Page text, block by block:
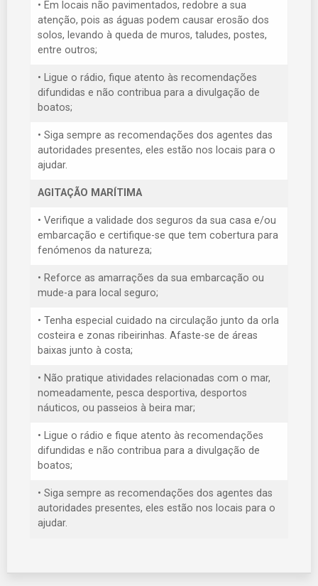
• Em locais não pavimentados, redobre a sua
atenção, pois as águas podem causar erosão dos
solos, levando à queda de muros, taludes, postes,
entre outros;
• Ligue o rádio, fique atento às recomendações
difundidas e não contribua para a divulgação de
boatos;
• Siga sempre as recomendações dos agentes das
autoridades presentes, eles estão nos locais para o
ajudar.
AGITAÇÃO MARÍTIMA
• Verifique a validade dos seguros da sua casa e/ou
embarcação e certifique-se que tem cobertura para
fenómenos da natureza;
• Reforce as amarrações da sua embarcação ou
mude-a para local seguro;
• Tenha especial cuidado na circulação junto da orla
costeira e zonas ribeirinhas. Afaste-se de áreas
baixas junto à costa;
• Não pratique atividades relacionadas com o mar,
nomeadamente, pesca desportiva, desportos
náuticos, ou passeios à beira mar;
• Ligue o rádio e fique atento às recomendações
difundidas e não contribua para a divulgação de
boatos;
• Siga sempre as recomendações dos agentes das
autoridades presentes, eles estão nos locais para o
ajudar.